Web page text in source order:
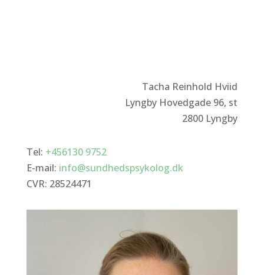
Tacha Reinhold Hviid
Lyngby Hovedgade 96, st
2800 Lyngby
Tel: +456130 9752
E-mail: info@sundhedspsykolog.dk
CVR: 28524471